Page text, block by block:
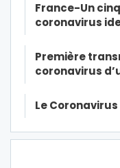
France-Un
coronavirus
Première
coronavirus
Le